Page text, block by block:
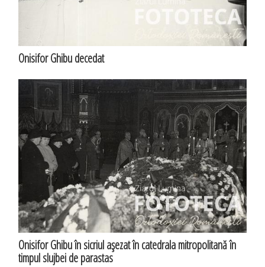
Onisifor Ghibu decedat
Onisifor Ghibu în sicriul aşezat în catedrala mitropolitană în
timpul slujbei de parastas